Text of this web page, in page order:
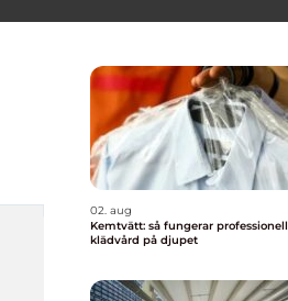
02. aug
Kemtvätt: så fungerar professionell
klädvård på djupet